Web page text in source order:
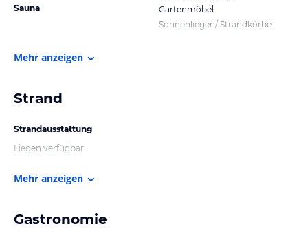
Sauna
Gartenmöbel
Sonnenliegen/ Strandkörbe
Mehr anzeigen
Strand
Strandausstattung
Liegen verfügbar
Mehr anzeigen
Gastronomie